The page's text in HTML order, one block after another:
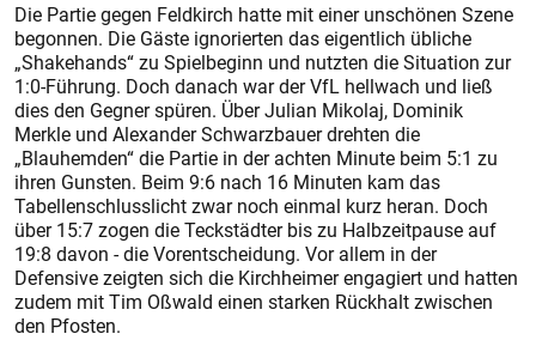
Die Partie gegen Feldkirch hatte mit einer unschönen Szene
begonnen. Die Gäste ignorierten das eigentlich übliche
„Shakehands“ zu Spielbeginn und nutzten die Situation zur
1:0-Führung. Doch danach war der VfL hellwach und ließ
dies den Gegner spüren. Über Julian Mikolaj, Dominik
Merkle und Alexander Schwarzbauer drehten die
„Blauhemden“ die Partie in der achten Minute beim 5:1 zu
ihren Gunsten. Beim 9:6 nach 16 Minuten kam das
Tabellenschlusslicht zwar noch einmal kurz heran. Doch
über 15:7 zogen die Teckstädter bis zu Halbzeitpause auf
19:8 davon - die Vorentscheidung. Vor allem in der
Defensive zeigten sich die Kirchheimer engagiert und hatten
zudem mit Tim Oßwald einen starken Rückhalt zwischen
den Pfosten.